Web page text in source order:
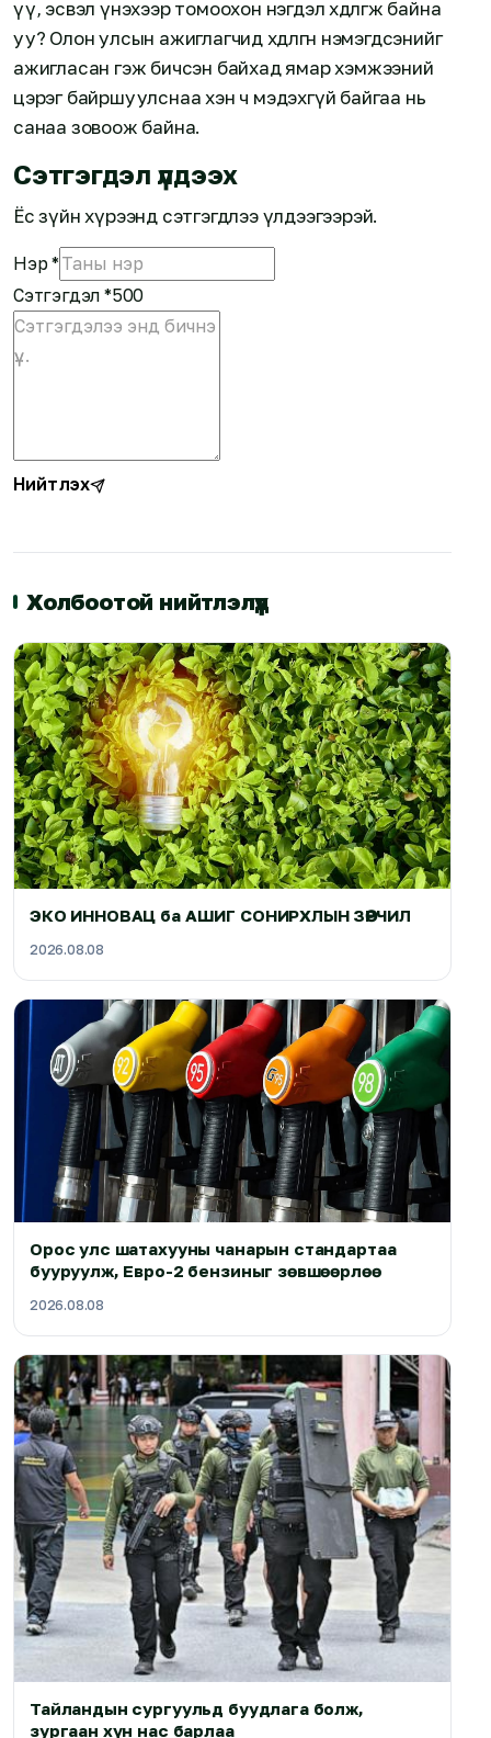
үү, эсвэл үнэхээр томоохон нэгдэл хөдөлгөж байна
уу? Олон улсын ажиглагчид хөдөлгөөн нэмэгдсэнийг
ажигласан гэж бичсэн байхад ямар хэмжээний
цэрэг байршуулснаа хэн ч мэдэхгүй байгаа нь
санаа зовоож байна.
Сэтгэгдэл үлдээх
Ёс зүйн хүрээнд сэтгэгдлээ үлдээгээрэй.
Нэр*
Сэтгэгдэл*500
Нийтлэх
Холбоотой нийтлэлүүд
ЭКО ИННОВАЦ ба АШИГ СОНИРХЛЫН ЗӨРЧИЛ
2026.08.08
Орос улс шатахууны чанарын стандартаа
бууруулж, Евро-2 бензиныг зөвшөөрлөө
2026.08.08
Тайландын сургуульд буудлага болж,
зургаан хүн нас барлаа